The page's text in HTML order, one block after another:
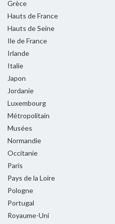
Grèce
Hauts de France
Hauts de Seine
Ile de France
Irlande
Italie
Japon
Jordanie
Luxembourg
Métropolitain
Musées
Normandie
Occitanie
Paris
Pays de la Loire
Pologne
Portugal
Royaume-Uni